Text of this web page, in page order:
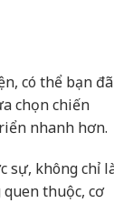
có thể bạn đã
chọn chiến
nhanh hơn.
sự, không chỉ
thuộc, cơ